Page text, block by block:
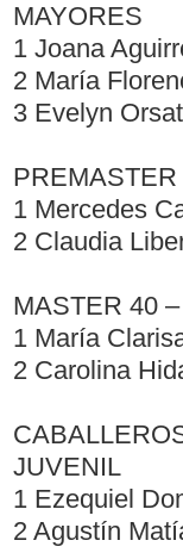
MAYORES
1 Joana
2 María
3 Evelyn
PREMASTER
1 Mercedes
2 Claudia
MASTER 40
1 María
2 Carolina
JUVENIL
1 Ezequiel
2 Agustín